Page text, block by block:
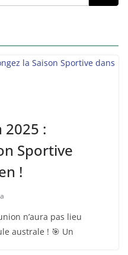
2025 :
Sportive
!
n’aura pas lieu
australe ! 🎯 Un